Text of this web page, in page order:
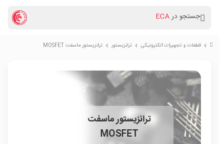
جستجو درECA
chevron_right قطعات و تجهیزات الکترونیکی chevron_right ترانزیستور chevron_right ترانزیستور ماسفت MOSFET
ترانزیستور ماسفت
MOSFET